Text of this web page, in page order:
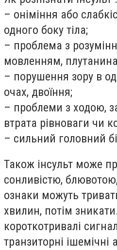
– оніміння або
одного боку тіла;
– проблема з
мовленням,
– порушення зору в
очах, двоїння;
– проблеми з ходою,
втрата рівноваги чи
– сильний головний
Також інсульт може
сонливістю,
ознаки можуть
хвилин, потім
короткотривалі
транзиторні ішемічні